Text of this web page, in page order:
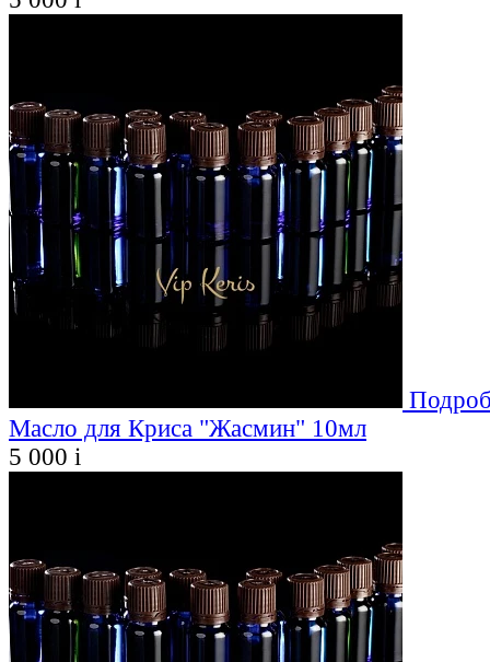
Масло для Криса "Жасмин" 10мл
5 000 i